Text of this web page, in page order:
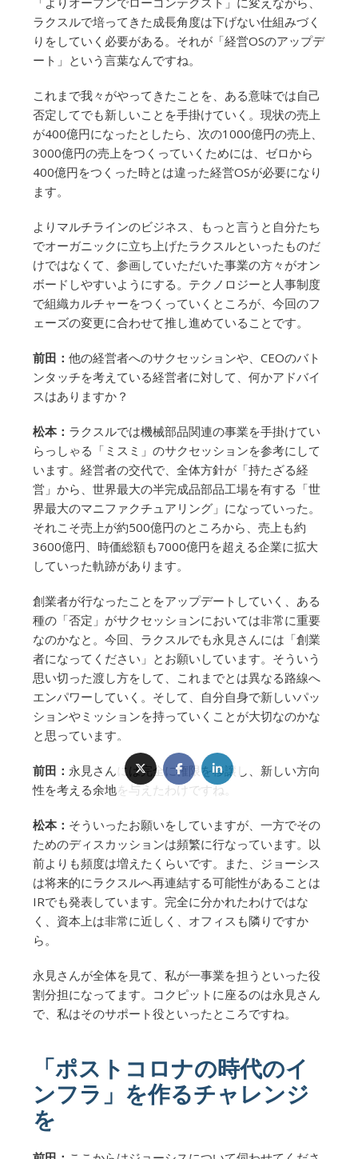
ラクスルで培ってきた成長角度は下げない仕組みづく
りをしていく必要がある。それが「経営OSのアップデ
ート」という言葉なんですね。
これまで我々がやってきたことを、ある意味では自己
否定してでも新しいことを手掛けていく。現状の売上
が400億円になったとしたら、次の1000億円の売上、
3000億円の売上をつくっていくためには、ゼロから
400億円をつくった時とは違った経営OSが必要になり
ます。
よりマルチラインのビジネス、もっと言うと自分たち
でオーガニックに立ち上げたラクスルといったものだ
けではなくて、参画していただいた事業の方々がオン
ボードしやすいようにする。テクノロジーと人事制度
で組織カルチャーをつくっていくところが、今回のフ
ェーズの変更に合わせて推し進めていることです。
前田： 他の経営者へのサクセッションや、CEOのバト
ンタッチを考えている経営者に対して、何かアドバイ
スはありますか？
松本： ラクスルでは機械部品関連の事業を手掛けてい
らっしゃる「ミスミ」のサクセッションを参考にして
います。経営者の交代で、全体方針が「持たざる経
営」から、世界最大の半完成品部品工場を有する「世
界最大のマニファクチュアリング」になっていった。
それこそ売上が約500億円のところから、売上も約
3600億円、時価総額も7000億円を超える企業に拡大
していった軌跡があります。
創業者が行なったことをアップデートしていく、ある
種の「否定」がサクセッションにおいては非常に重要
なのかなと。今回、ラクスルでも永見さんには「創業
者になってください」とお願いしています。そういう
思い切った渡し方をして、これまでとは異なる路線へ
エンパワーしていく。そして、自分自身で新しいパッ
ションやミッションを持っていくことが大切なのかな
と思っています。
前田： 永見さんには完全に権限を移譲し、新しい方向
性を考える余地を与えたわけですね。
松本： そういったお願いをしていますが、一方でその
ためのディスカッションは頻繁に行なっています。以
前よりも頻度は増えたくらいです。また、ジョーシス
は将来的にラクスルへ再連結する可能性があることは
IRでも発表しています。完全に分かれたわけではな
く、資本上は非常に近しく、オフィスも隣りですか
ら。
永見さんが全体を見て、私が一事業を担うといった役
割分担になってます。コクピットに座るのは永見さん
で、私はそのサポート役といったところですね。
「ポストコロナの時代のイ
ンフラ」を作るチャレンジ
を